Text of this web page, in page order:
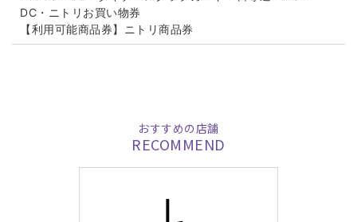
DC・ニトリお買い物券
【利用可能商品券】ニトリ商品券
おすすめの店舗
RECOMMEND